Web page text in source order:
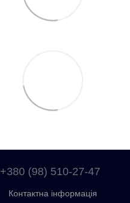
+380 (98) 510-27-47
Контактна інформація